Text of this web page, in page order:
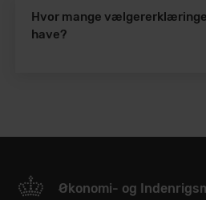
Hvor mange
have?
Økonomi- og